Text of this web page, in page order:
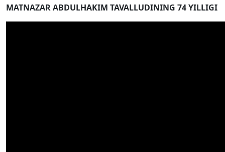
MATNAZAR ABDULHAKIM TAVALLUDINING 74 YILLIGI